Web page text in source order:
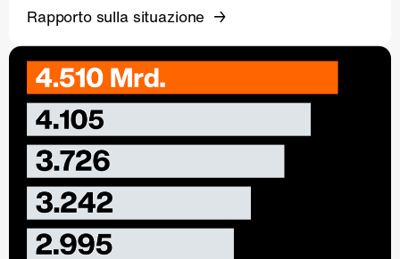
Rapporto sulla situazione